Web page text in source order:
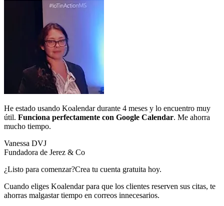
He estado usando Koalendar durante 4 meses y lo encuentro muy
útil. Funciona perfectamente con Google Calendar. Me ahorra
mucho tiempo.
Vanessa DVJ
Fundadora de Jerez & Co
¿Listo para comenzar?Crea tu cuenta gratuita hoy.
Cuando eliges Koalendar para que los clientes reserven sus citas, te
ahorras malgastar tiempo en correos innecesarios.